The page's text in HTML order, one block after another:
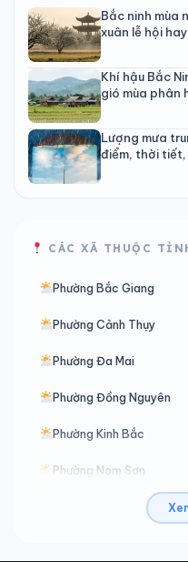
Bắc ninh mùa
xuân lễ hội
Khí hậu Bắc
gió mùa phân
Lượng mưa
điểm, thời tiết,
CÁC XÃ THUỘC
Phường Bắc Giang
Phường Cảnh Thụy
Phường Đa Mai
Phường Đồng Nguyên
Phường Kinh Bắc
Phường Nam Sơn
Phường Nhân Hòa